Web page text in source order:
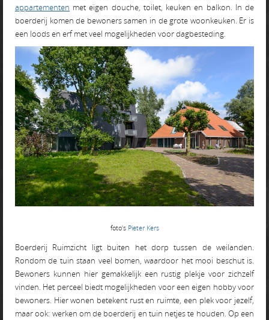
appartementen met eigen douche, toilet, keuken en balkon. In de
boerderij komen de bewoners samen in de grote woonkeuken. Er is
een loods en erf met veel mogelijkheden voor dagbesteding.
foto's Pieter Kers
Boerderij Ruimzicht ligt buiten het dorp tussen de weilanden.
Rondom de tuin staan veel bomen, waardoor het mooi beschut is.
Bewoners kunnen hier gemakkelijk een rustig plekje voor zichzelf
vinden. Het perceel biedt mogelijkheden voor een eigen hobby voor
bewoners. Hier wonen betekent rust en ruimte, een plek voor jezelf,
maar ook: werken om de boerderij en tuin netjes te houden. Op een